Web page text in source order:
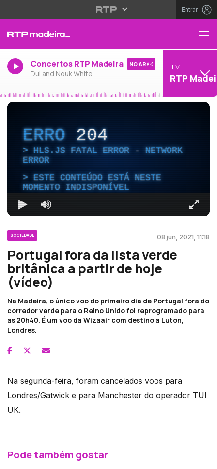
Entrar
Concertos RTP Madeira
Dul and Nouk White
NO AR TV
RTP
ERRO204
HLS.JS FATAL ERROR - NETWORK
ERROR
ESTE CONTEÚDO ESTÁ NESTE
MOMENTO INDISPONÍVEL
SOCIEDADE 08 jun, 2021, 11:18
Portugal fora da lista verde
britânica a partir de hoje
(vídeo)
Na Madeira, o único voo do primeiro dia de Portugal fora do
corredor verde para o Reino Unido foi reprogramado para
as 20h40. É um voo da Wizaair com destino a Luton,
Londres.
Na segunda-feira, foram cancelados voos para
Londres/Gatwick e para Manchester do operador TUI
UK.
Pode também gostar